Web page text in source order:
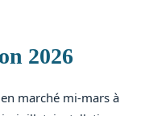
2026
marché mi-mars à